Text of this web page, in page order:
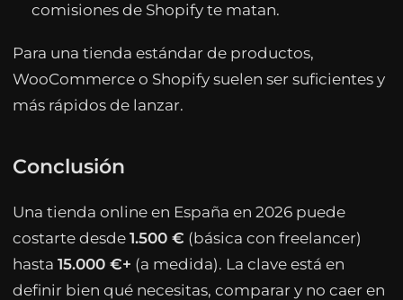
comisiones de Shopify te matan.
Para una tienda estándar de productos,
WooCommerce o Shopify suelen ser suficientes y
más rápidos de lanzar.
Conclusión
Una tienda online en España en 2026 puede
costarte desde 1.500 € (básica con freelancer)
hasta 15.000 €+ (a medida). La clave está en
definir bien qué necesitas, comparar y no caer en